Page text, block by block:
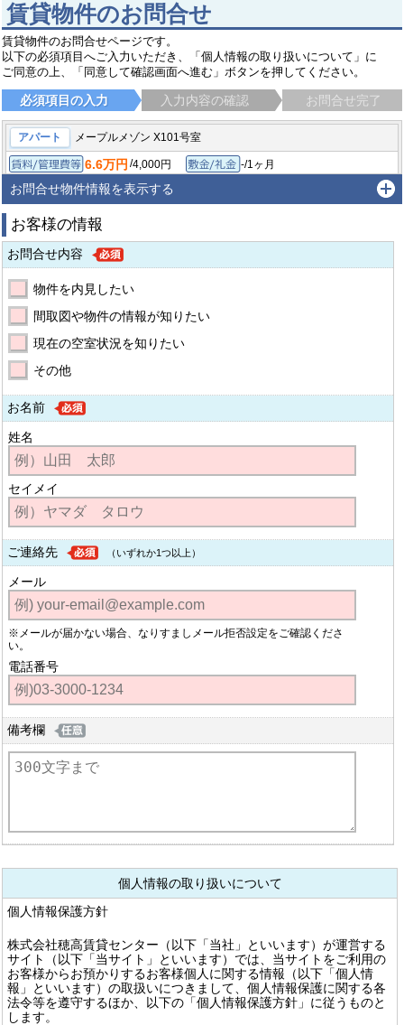
賃貸物件のお問合せ
賃貸物件のお問合せページです。
以下の必須項目へご入力いただき、「個人情報の取り扱いについて」に
ご同意の上、「同意して確認画面へ進む」ボタンを押してください。
必須項目の入力 入力内容の確認 お問合せ完了
アパート メープルメゾン X101号室
賃料/管理費等
6.6万円 /4,000円 敷金/礼金
-/1ヶ月
保証金/敷引/償却金
-/-/-
築年月
2011年4月
流山市東深井 東武野田線 運河駅
お問合せ物件情報を表示する
お客様の情報
お問合せ内容
物件を内見したい
間取図や物件の情報が知りたい
現在の空室状況を知りたい
その他
お名前
姓名
セイメイ
ご連絡先 （いずれか1つ以上）
メール
※メールが届かない場合、なりすましメール拒否設定をご確認くださ
い。
電話番号
備考欄
個人情報の取り扱いについて
個人情報保護方針
株式会社穂高賃貸センター（以下「当社」といいます）が運営する
サイト（以下「当サイト」といいます）では、当サイトをご利用の
お客様からお預かりするお客様個人に関する情報（以下「個人情
報」といいます）の取扱いにつきまして、個人情報保護に関する各
法令等を遵守するほか、以下の「個人情報保護方針」に従うものと
します。